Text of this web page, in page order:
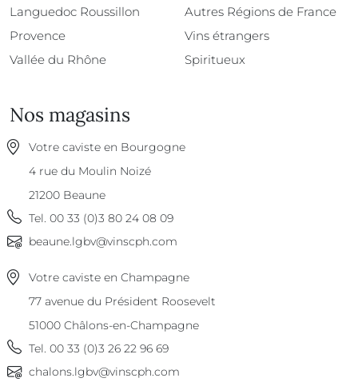
Languedoc Roussillon
Provence
Vallée du Rhône
Autres Régions de France
Vins étrangers
Spiritueux
Nos magasins
Votre caviste en Bourgogne
4 rue du Moulin Noizé
21200 Beaune
Tel. 00 33 (0)3 80 24 08 09
beaune.lgbv@vinscph.com
Votre caviste en Champagne
77 avenue du Président Roosevelt
51000 Châlons-en-Champagne
Tel. 00 33 (0)3 26 22 96 69
chalons.lgbv@vinscph.com